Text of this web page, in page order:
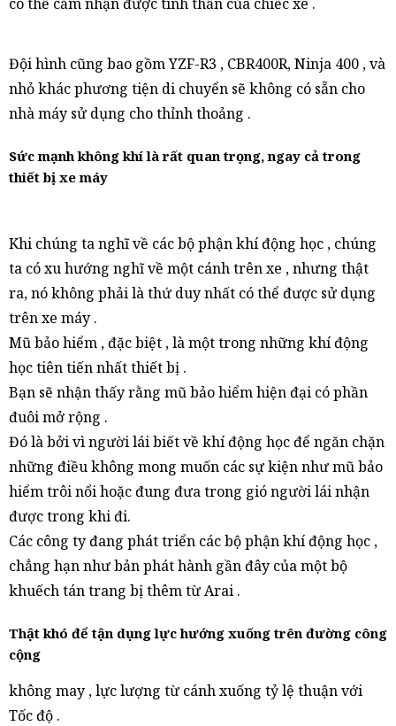
Đội hình cũng bao gồm YZF-R3 , CBR400R, Ninja 400 , và
nhỏ khác phương tiện di chuyển sẽ không có sẵn cho
nhà máy sử dụng cho thỉnh thoảng .
Sức mạnh không khí là rất quan trọng, ngay cả trong
thiết bị xe máy
Khi chúng ta nghĩ về các bộ phận khí động học , chúng
ta có xu hướng nghĩ về một cánh trên xe , nhưng thật
ra, nó không phải là thứ duy nhất có thể được sử dụng
trên xe máy .
Mũ bảo hiểm , đặc biệt , là một trong những khí động
học tiên tiến nhất thiết bị .
Bạn sẽ nhận thấy rằng mũ bảo hiểm hiện đại có phần
đuôi mở rộng .
Đó là bởi vì người lái biết về khí động học để ngăn chặn
những điều không mong muốn các sự kiện như mũ bảo
hiểm trôi nổi hoặc đung đưa trong gió người lái nhận
được trong khi đi.
Các công ty đang phát triển các bộ phận khí động học ,
chẳng hạn như bản phát hành gần đây của một bộ
khuếch tán trang bị thêm từ Arai .
Thật khó để tận dụng lực hướng xuống trên đường công
cộng
không may , lực lượng từ cánh xuống tỷ lệ thuận với
Tốc độ .